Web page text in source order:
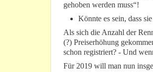
gehoben werden muss“!
Könnte es sein, dass
Als sich die Anzahl der
(?) Preiserhöhung
schon registriert? - Und
Für 2019 will man nun